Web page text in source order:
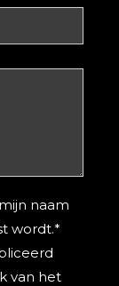
naam
wordt.
van het